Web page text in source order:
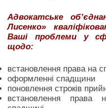
Адвокатське
Лисенко»
Ваші проблеми у
щодо:
встановлення права на
оформленні спадщини
поновлення строків
встановлення права